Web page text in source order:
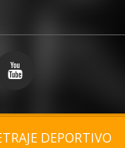
DEPORTIVO